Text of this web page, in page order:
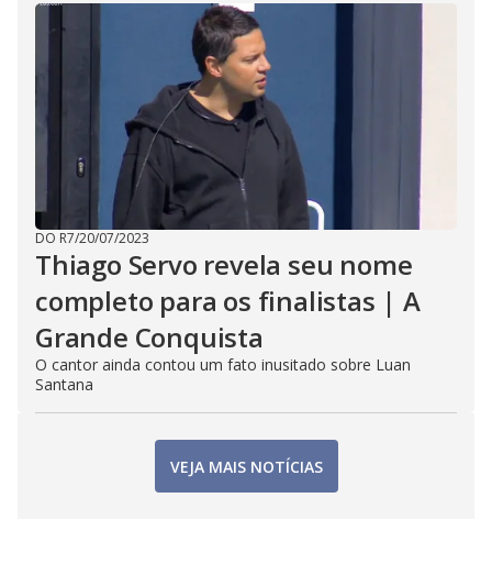
DO R7/20/07/2023
Thiago Servo revela seu nome
completo para os finalistas | A
Grande Conquista
O cantor ainda contou um fato inusitado sobre Luan
Santana
VEJA MAIS NOTÍCIAS